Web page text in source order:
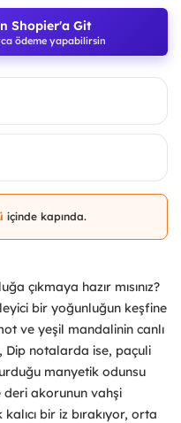
Shopier'a Git
ödeme yapabilirsin
içinde kapında.
çıkmaya hazır mısınız?
bir yoğunluğun keşfine
ve yeşil mandalinin canlı
Dip notalarda ise, paçuli
manyetik odunsu
deri akorunun vahşi
bir iz bırakıyor, orta